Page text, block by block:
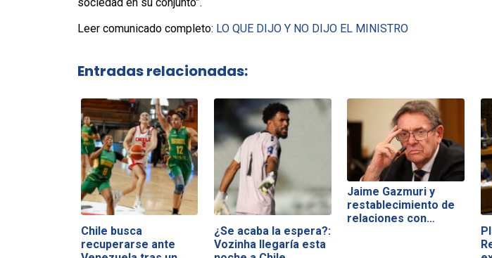
Leer comunicado completo: LO QUE DIJO Y NO DIJO EL MINISTRO
Entradas relacionadas:
Chile busca
recuperarse ante
¿Se acaba la espera?:
Vozinha llegaría esta
Jaime Gazmuri y
restablecimiento de
relaciones con…